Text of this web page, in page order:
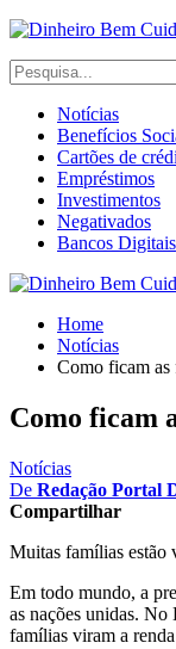
Notícias
Benefícios
Cartões de
Empréstimos
Investimentos
Negativados
Bancos Digitais
Home
Notícias
Como ficam as
Como ficam
Notícias
De Redação Portal
Compartilhar
Muitas famílias estão
Em todo mundo, a
as nações unidas. No
famílias viram a